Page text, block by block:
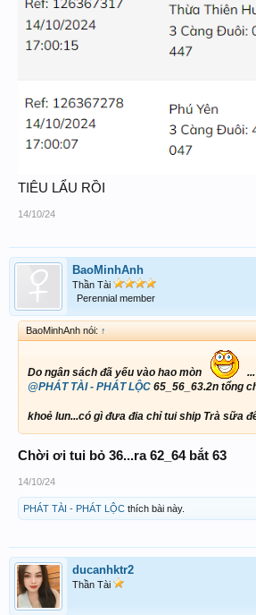
TIÊU LẨU RỒI
14/10/24
BaoMinhAnh
Thần Tài
Perennial member
BaoMinhAnh nói: ↑
Do ngân sách đã yếu vào hao mòn
@PHÁT TÀI - PHÁT LỘC 65_56_63.2n tổng
khoẻ lun...có gì đưa đia chỉ tui ship Trà sữa
Chời ơi tui bỏ 36...ra 62_64 bắt 63
14/10/24
PHÁT TÀI - PHÁT LỘC thích bài này.
ducanhktr2
Thần Tài